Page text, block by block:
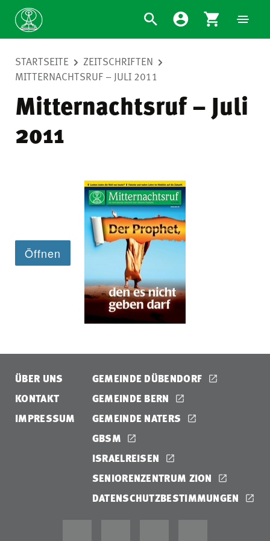
STARTSEITE
ZEITSCHRIFTEN
MITTERNACHTSRUF – JULI 2011
Mitternachtsruf – Juli
2011
ÜBER UNS
KONTAKT
IMPRESSUM
GEMEINDE DÜBENDORF
GEMEINDE BERN
GEMEINDE NATERS
GBSM
ISRAELREISEN
SENIORENZENTRUM ZION
DATENSCHUTZBESTIMMUNGEN